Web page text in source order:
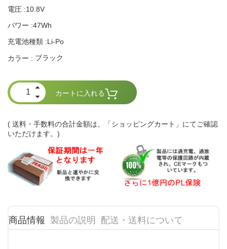
電圧 :10.8V
パワー :47Wh
充電池種類 :Li-Po
カラー : ブラック
カートに入れる
( 送料・手数料の合計金額は、「ショッピングカート」にてご確認
いただけます。)
商品情報 製品の説明 配送・送料について